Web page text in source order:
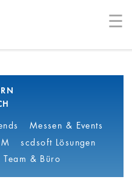
☰
Messen & Events
scdsoft Lösungen
Team & Büro